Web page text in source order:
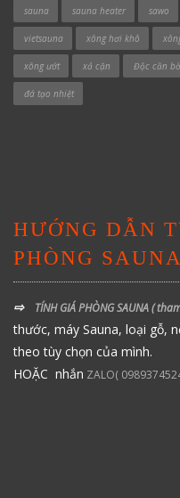
sauna sauna heater sawo
vietsauna xông hơi khô
xông ướt xả cặn Độc cần
đá tạo nhiệt
HƯỚNG DẪN
PHÒNG
⇨ TÍNH GIÁ PHÒNG SAUNA(
thước, máy Sauna, loại gỗ,
theo tùy chọn của mình.
HOẶC nhắn ZALO(